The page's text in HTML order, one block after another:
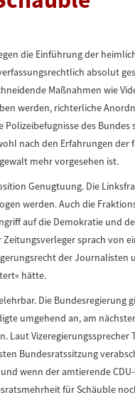
die Einführung der
absolut
Maßnahmen wie
werden, richterliche
des
nach den Erfahrungen der
mehr vorgesehen ist.
Genugtuung. Die
werden. Auch die
auf die Demokratie und
sprach von
der Journalisten
hätte.
Die Bundesregierung
umgehend an, am
Laut Vizeregierungssprecher
Bundesratssitzung
wenn der amtierende
für Schäuble